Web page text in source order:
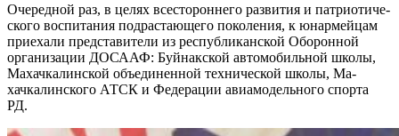
Очередной раз, в целях всесто­роннего развития и патриотиче­
ского воспитания подрастающего поколения, к юнармейцам
приеха­ли представители из республикан­ской Оборонной
организации ДО­СААФ: Буйнакской автомобильной школы,
Махачкалинской объеди­ненной технической школы, Ма­
хачкалинского АТСК и Федерации авиамодельного спорта
РД.